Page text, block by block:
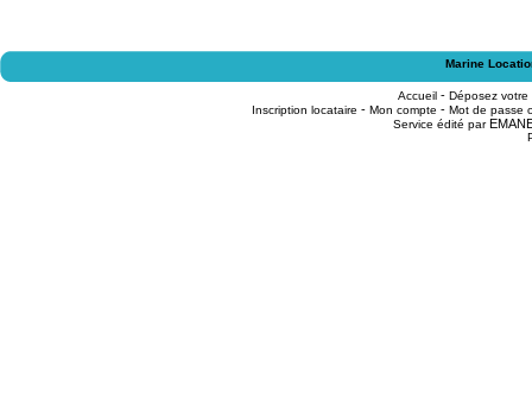
Marine
Accueil - Déposez
Inscription locataire - Mon compte - Mot de passe
Service édité par